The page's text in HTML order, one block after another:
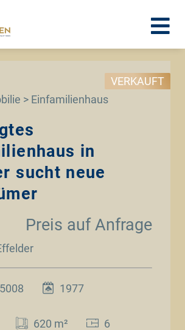
> Einfamilienhaus
VERKAUFT
in
sucht neue
Preis auf Anfrage
1977
620 m² 6